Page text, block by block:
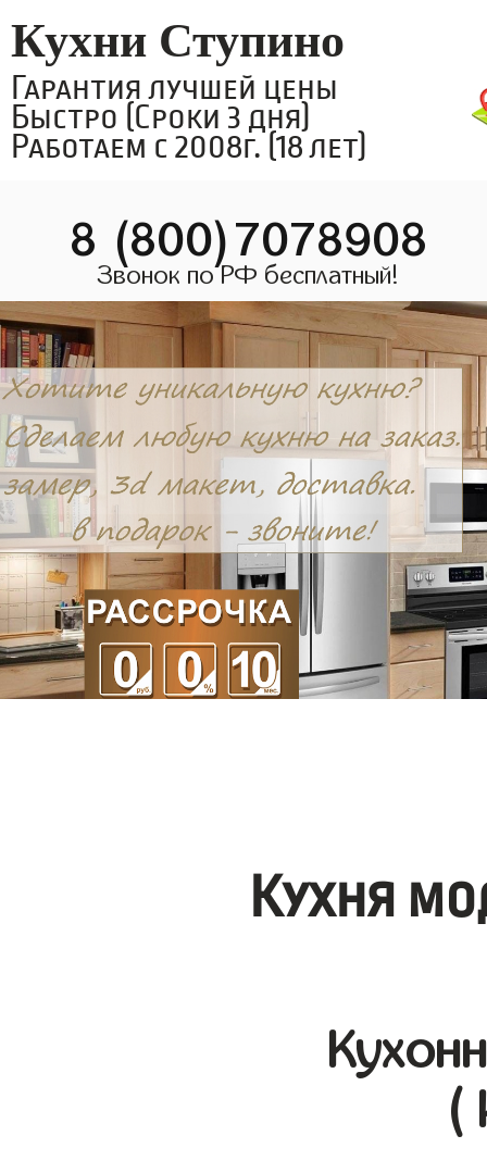
Кухни Ступино
Гарантия лучшей цены
Быстро (Сроки 3 дня)
Работаем с 2008г. (18 лет)
8 (800)7078908
Звонок по РФ бесплатный!
Кухня
(